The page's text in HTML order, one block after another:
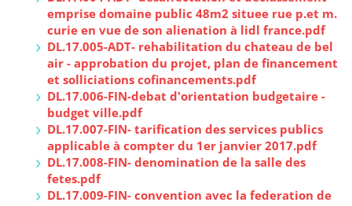
emprise domaine public 48m2 situee rue p.et m.
curie en vue de son alienation à lidl france.pdf
DL.17.005-ADT- rehabilitation du chateau de bel
air - approbation du projet, plan de financement
et solliciations cofinancements.pdf
DL.17.006-FIN-debat d'orientation budgetaire -
budget ville.pdf
DL.17.007-FIN- tarification des services publics
applicable à compter du 1er janvier 2017.pdf
DL.17.008-FIN- denomination de la salle des
fetes.pdf
DL.17.009-FIN- convention avec la federation de